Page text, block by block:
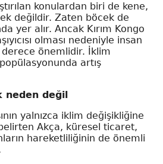
konulardan biri de kene,
değildir. Zaten böcek de
yer alır. Ancak Kırım Kongo
olması nedeniyle insan
derece önemlidir. İklim
artış
neden değil
yalnızca iklim değişikliğine
Akça, küresel ticaret,
hareketliliğinin de önemli